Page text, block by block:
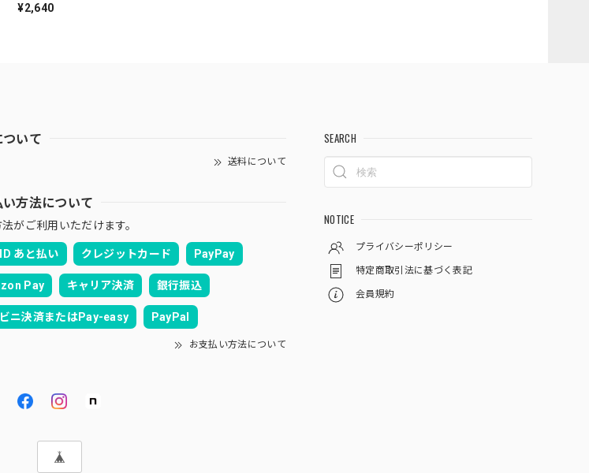
¥2,640
いて
送料について
方法について
がご利用いただけます。
ID あと払い クレジットカード PayPay
Pay キャリア決済 銀行振込
ニ決済またはPay-easy PayPal
お支払い方法について
SEARCH
NOTICE
プライバシーポリシー
特定商取引法に基づく表記
会員規約